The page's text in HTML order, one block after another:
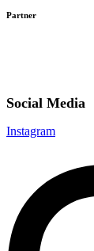
Partner
Social Media
Instagram